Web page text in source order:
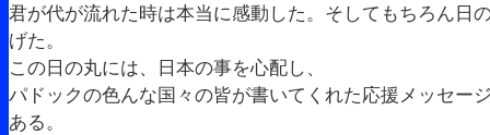
君が代が流れた時は本当に感動した。そしてもちろん日
げた。
この日の丸には、日本の事を心配し、
パドックの色んな国々の皆が書いてくれた応援メッセー
ある。